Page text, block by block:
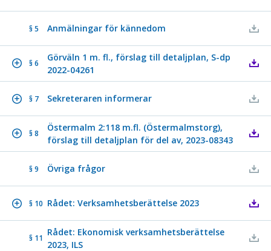
§ 5 Anmälningar för kännedom
§ 6
Görväln 1 m. fl., förslag till detaljplan, S-dp
2022-04261
§ 7 Sekreteraren informerar
§ 8
Östermalm 2:118 m.fl. (Östermalmstorg),
förslag till detaljplan för del av, 2023-08343
§ 9 Övriga frågor
§ 10 Rådet: Verksamhetsberättelse 2023
§ 11
Rådet: Ekonomisk verksamhetsberättelse
2023, ILS